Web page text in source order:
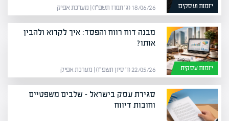
יזמות ועסקים 18/06/26 (ג׳ תמוז תשפ״ו) | מערכת אפיק
יזמות עסקית
מבנה דוח רווח והפסד: איך לקרוא ולהבין
אותו?
22/05/26 (ו׳ סיון תשפ״ו) | מערכת אפיק
סגירת עסק בישראל – שלבים משפטיים
וחובות דיווח